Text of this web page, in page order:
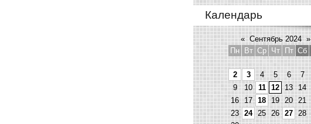
Календарь
« Сентябрь 2024 »
Пн
Вт Ср Чт Пт Сб
2
3 4 5 6 7
9
10 11 12 13 14
16 17 18 19 20 21
23 24 25 26 27 28